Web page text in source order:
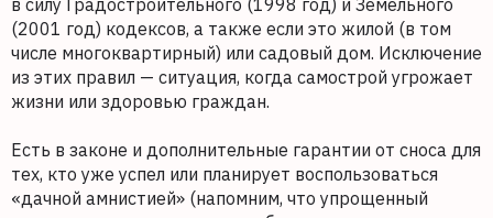
в силу Градостроительного (1998 год) и Земельного
(2001 год) кодексов, а также если это жилой (в том
числе многоквартирный) или садовый дом. Исключение
из этих правил — ситуация, когда самострой угрожает
жизни или здоровью граждан.
Есть в законе и дополнительные гарантии от сноса для
тех, кто уже успел или планирует воспользоваться
«дачной амнистией» (напомним, что упрощенный